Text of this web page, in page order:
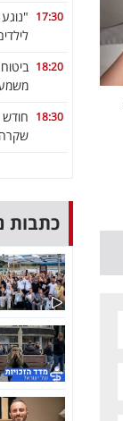
17:30
18:20
18:30
שקרה
כתבות